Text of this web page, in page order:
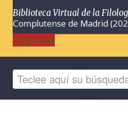
Biblioteca Virtual de la
Complutense de Madrid
Toggle Bar